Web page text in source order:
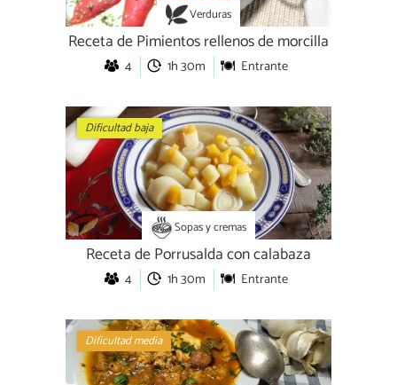
Verduras
Receta de Pimientos rellenos de morcilla
4 1h 30m Entrante
Dificultad baja
Sopas y cremas
Receta de Porrusalda con calabaza
4 1h 30m Entrante
Dificultad media